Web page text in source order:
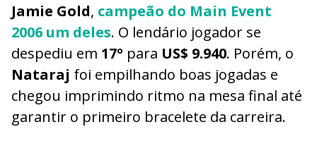
Jamie Gold, campeão do Main Event
2006 um deles. O lendário jogador se
despediu em 17º para US$ 9.940. Porém, o
Nataraj foi empilhando boas jogadas e
chegou imprimindo ritmo na mesa final até
garantir o primeiro bracelete da carreira.